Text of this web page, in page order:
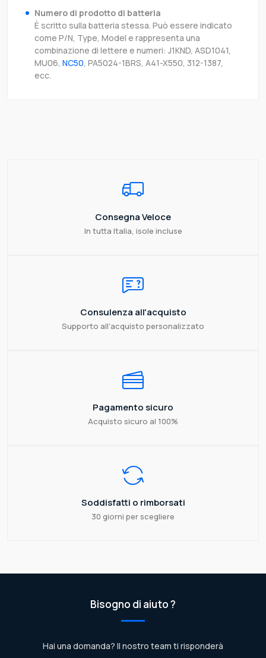
Numero di prodotto di batteria
È scritto sulla batteria stessa. Può essere indicato
come P/N, Type, Model e rappresenta una
combinazione di lettere e numeri: J1KND, ASD1041,
MU06, NC50, PA5024-1BRS, A41-X550, 312-1387,
ecc.
Consegna Veloce
In tutta Italia, isole incluse
Consulenza all'acquisto
Supporto all'acquisto personalizzato
Pagamento sicuro
Acquisto sicuro al 100%
Soddisfatti o rimborsati
30 giorni per scegliere
Bisogno di aiuto ?
Hai una domanda? Il nostro team ti risponderà